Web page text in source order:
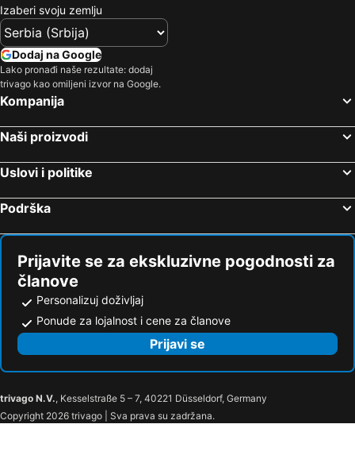
Izaberi svoju zemlju
Dodaj na Google
Lako pronađi naše rezultate: dodaj
trivago kao omiljeni izvor na Google.
Kompanija
Naši proizvodi
Uslovi i politike
Podrška
Prijavite se za ekskluzivne pogodnosti za
članove
Personalizuj doživljaj
Ponude za lojalnost i cene za članove
Prijavi se
trivago N.V., Kesselstraße 5 – 7, 40221 Düsseldorf, Germany
Copyright 2026 trivago | Sva prava su zadržana.